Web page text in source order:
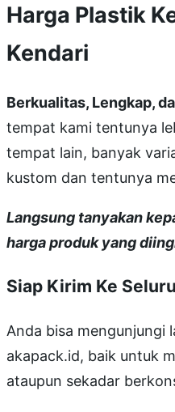
Harga Plastik
Kendari
Berkualitas, Lengkap,
tempat kami tentunya
tempat lain, banyak
kustom dan tentunya
Langsung tanyakan
harga produk yang
Siap Kirim Ke
Anda bisa mengunjungi
akapack.id, baik untuk
ataupun sekadar